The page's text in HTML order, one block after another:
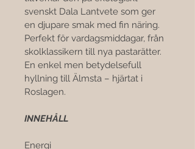
svenskt Dala Lantvete som ger
en djupare smak med fin näring.
Perfekt för vardagsmiddagar, från
skolklassikern till nya pastarätter.
En enkel men betydelsefull
hyllning till Älmsta – hjärtat i
Roslagen.
INNEHÅLL
Energi